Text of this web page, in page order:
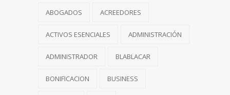
ABOGADOS ACREEDORES
ACTIVOS ESENCIALES ADMINISTRACIÓN
ADMINISTRADOR BLABLACAR
BONIFICACION BUSINESS